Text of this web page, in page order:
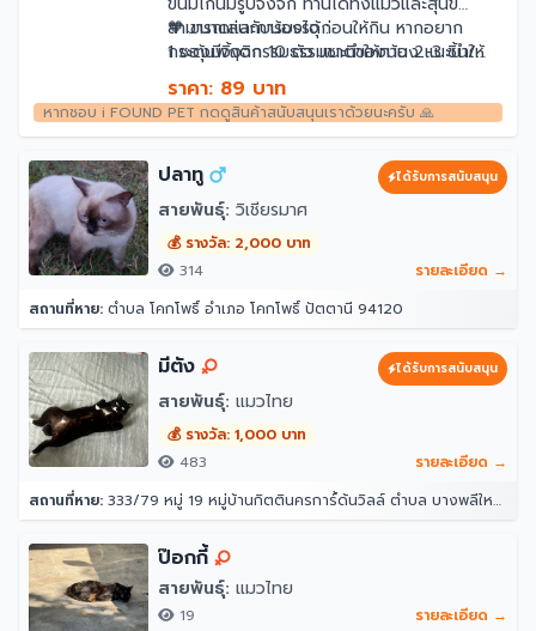
สามารถเล่นกับน้องได้ก่อนให้กิน หากอยาก
กระตุ้นพฤติกรรมธรรมชาติของน้อง แนะนำให้
เล่นกับน้องทุกครั้ง ไม่ควรโยนให้ทานเลย เพราะ
น้องจะคิดว่าเป็นขนมและจะขี้เกียจล่าแล้ว
🎈ผลิตจากอกไก่คัดพิเศษ ไม่ใส่เกลือ ไม่เค็
🎈 มีโอเมก้า 3 สูงจากน้ำมันปลา ช่วยบำรุงสุข
ภาพหลายระบบ ทั้งผิวหนัง ไต หัวใจ สมอง
🎈 มีกลีเซอรีน ช่วยลดอาการท้องผูก
🎈ทานได้ตั้งแต่อายุ 2 เดือนขึ้นไป
🧡 ขนาดและการบรรจุ :
1 ซองมีจิ้งจก 10 ตัว แนะนำให้ทาน 2-3 ชิ้น/
หลังเปิดซองเก็บได้ 7 วันที่อุณหภูมิปกติไม่ต้อง
แช่ตู้เย็น
ราคา: 89 บาท
หากชอบ i FOUND PET กดดูสินค้าสนับสนุนเราด้วยนะครับ 🙏
ปลาทู ได้รับการสนับสนุน
สายพันธุ์: วิเชียรมาศ
💰 รางวัล: 2,000 บาท
314
รายละเอียด →
สถานที่หาย: ตำบล โคกโพธิ์ อำเภอ โคกโพธิ์ ปัตตานี 94120
มีตัง ได้รับการสนับสนุน
สายพันธุ์: แมวไทย
💰 รางวัล: 1,000 บาท
483
รายละเอียด →
สถานที่หาย: 333/79 หมู่ 19 หมู่บ้านกิตตินครการ์้ด้นวิลล์ ตำบล บางพลีใหญ่ อำเภอบางพลี สมุทรปราการ 10540
ป๊อกกี้
สายพันธุ์: แมวไทย
19 รายละเอียด →